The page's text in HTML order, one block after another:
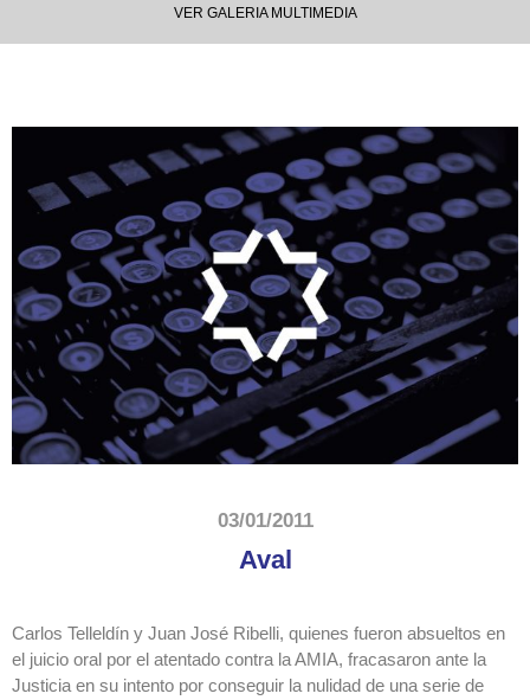
VER GALERIA MULTIMEDIA
03/01/2011
Aval
Carlos Telleldín y Juan José Ribelli, quienes fueron absueltos en
el juicio oral por el atentado contra la AMIA, fracasaron ante la
Justicia en su intento por conseguir la nulidad de una serie de